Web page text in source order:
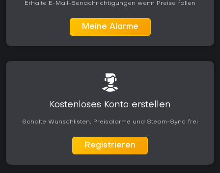
Erhalte E-Mail-Benachrichtigungen wenn Preise fallen
Meine Alarme
Kostenloses Konto erstellen
Schalte Wunschlisten, Preisalarme und Steam-Sync frei
Registrieren